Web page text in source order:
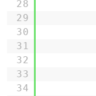
28
29
30
31
32
33
34